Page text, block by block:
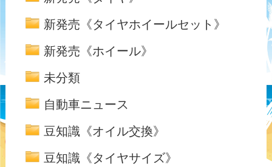
新発売《タイヤホイールセット》
新発売《ホイール》
未分類
自動車ニュース
豆知識《オイル交換》
豆知識《タイヤサイズ》